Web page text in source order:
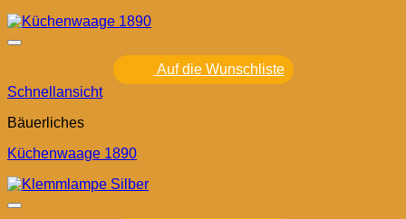
Auf die Wunschliste
Schnellansicht
Bäuerliches
Küchenwaage 1890